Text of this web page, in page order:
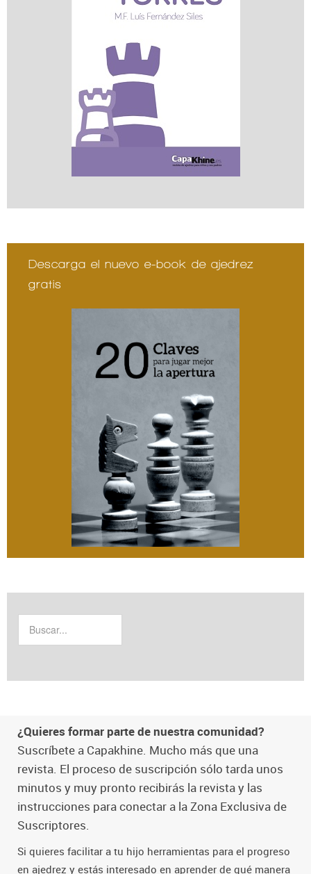
Descarga el nuevo e-book de ajedrez
gratis
¿Quieres formar parte de nuestra comunidad?
Suscríbete a Capakhine. Mucho más que una
revista. El proceso de suscripción sólo tarda unos
minutos y muy pronto recibirás la revista y las
instrucciones para conectar a la Zona Exclusiva de
Suscriptores.
Si quieres facilitar a tu hijo herramientas para el progreso
en ajedrez y estás interesado en aprender de qué manera